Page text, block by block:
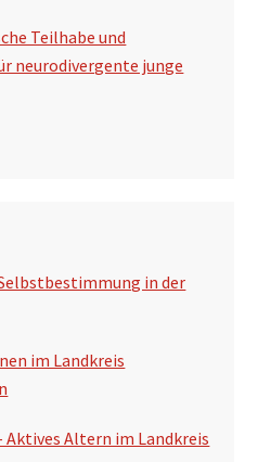
Teilhabe und
neurodivergente junge
in der
im Landkreis
Aktives Altern im Landkreis